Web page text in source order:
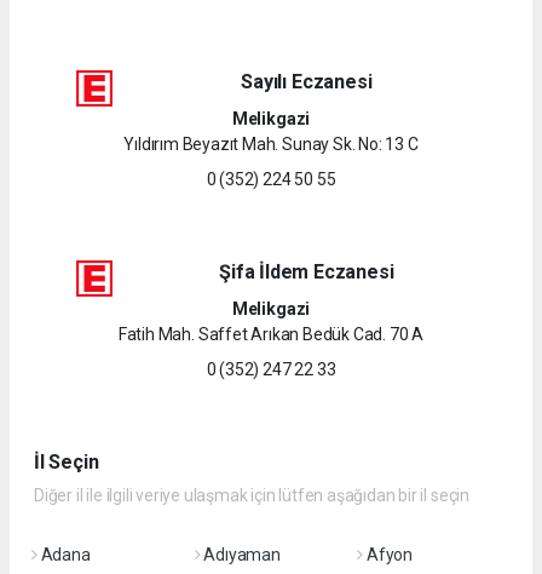
Sayılı Eczanesi
Melikgazi
Yıldırım Beyazıt Mah. Sunay Sk. No: 13 C
0 (352) 224 50 55
Şifa İldem Eczanesi
Melikgazi
Fatih Mah. Saffet Arıkan Bedük Cad. 70 A
0 (352) 247 22 33
İl Seçin
Diğer il ile ilgili veriye ulaşmak için lütfen aşağıdan bir il seçin
Adana Adıyaman
Afyon